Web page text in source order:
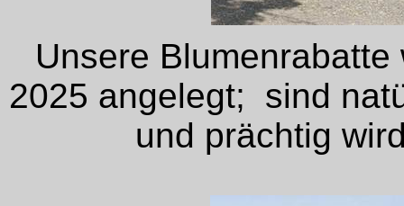
Unsere
2025 angelegt;
sind
und prächtig